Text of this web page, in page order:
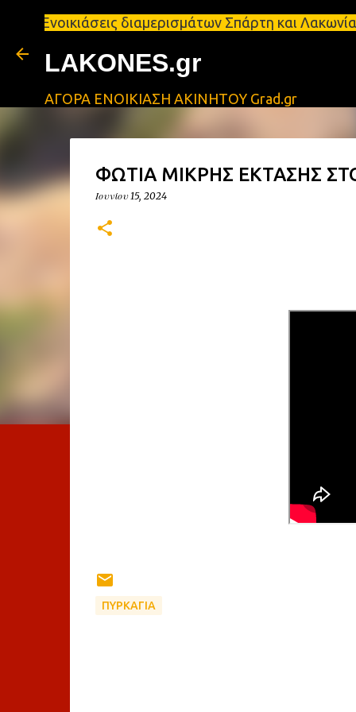
διαμερισμάτων Σπάρτη και Λακωνία
LAKONES.gr
ΑΓΟΡΑ ΕΝΟΙΚΙΑΣΗ ΑΚΙΝΗΤΟΥ Grad.gr
ΦΩΤΙΑ ΜΙΚΡΗΣ ΕΚΤΑΣΗΣ
Ιουνίου 15, 2024
ΠΥΡΚΑΓΙΑ